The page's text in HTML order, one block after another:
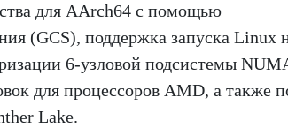
для AArch64 с помощью
(GCS), поддержка запуска
6-узловой подсистемы
для процессоров AMD, а также
Lake.